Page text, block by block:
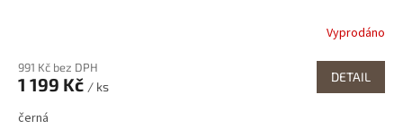
Vyprodáno
991 Kč bez DPH
1 199 Kč / ks
DETAIL
černá